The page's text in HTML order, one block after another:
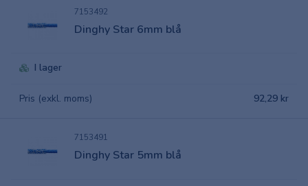
7153492
Dinghy Star 6mm blå
I lager
Pris (exkl. moms) 92,29 kr
7153491
Dinghy Star 5mm blå